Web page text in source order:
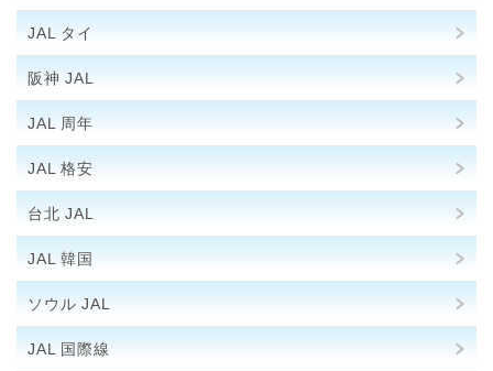
JAL タイ
阪神 JAL
JAL 周年
JAL 格安
台北 JAL
JAL 韓国
ソウル JAL
JAL 国際線